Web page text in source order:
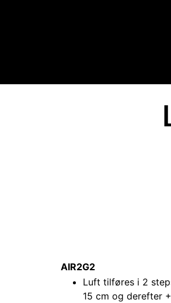
AIR2G2
Luft tilføres i 2
15 cm og derefter